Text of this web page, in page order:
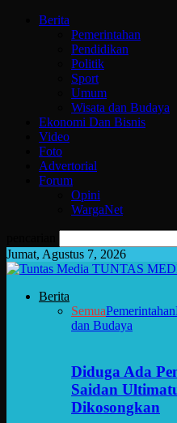
Berita
Pemerintahan
Pendidikan
Politik
Sport
Umum
Wisata dan Budaya
Ekonomi Dan Bisnis
Video
Foto
Advertorial
Forum
Opini
WargaNet
Jumat, Agustus 7, 2026
TUNTAS
Berita
SemuaPemerintahan
dan Budaya
Diduga Ada
Saidan
Dikosongkan